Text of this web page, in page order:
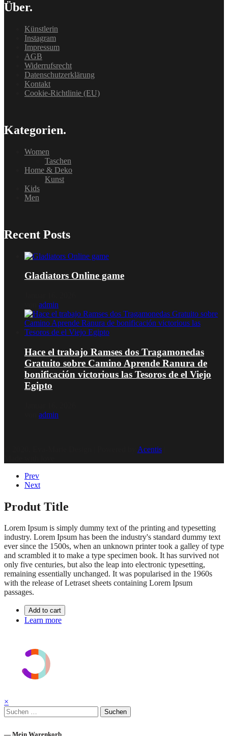
Über.
Künstlerin
Instagram
Impressum
AGB
Widerrufsrecht
Datenschutzerklärung
Kontakt
Cookie-Richtlinie (EU)
Kategorien.
Women
Taschen
Home & Deko
Kunst
Kids
Men
Recent Posts
Gladiators Online game
admin
Hace el trabajo Ramses dos Tragamonedas
Gratuito sobre Camino Aprende Ranura de
bonificación victorious las Tesoros de el Viejo
Egipto
admin
Acentis
Prev
Next
Produt Title
Lorem Ipsum is simply dummy text of the printing and typesetting
industry. Lorem Ipsum has been the industry's standard dummy text
ever since the 1500s, when an unknown printer took a galley of type
and scrambled it to make a type specimen book. It has survived not
only five centuries, but also the leap into electronic typesetting,
remaining essentially unchanged. It was popularised in the 1960s
with the release of Letraset sheets containing Lorem Ipsum
passages.
Add to cart
Learn more
×
Suchen
nach:
— Mein Warenkorb